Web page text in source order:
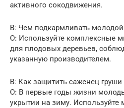
активного сокодвижения.
В: Чем подкармливать
О: Используйте комплексные
для плодовых деревьев,
указанную производителем.
В: Как защитить саженец
О: В первые годы жизни
укрытии на зиму. Используйте